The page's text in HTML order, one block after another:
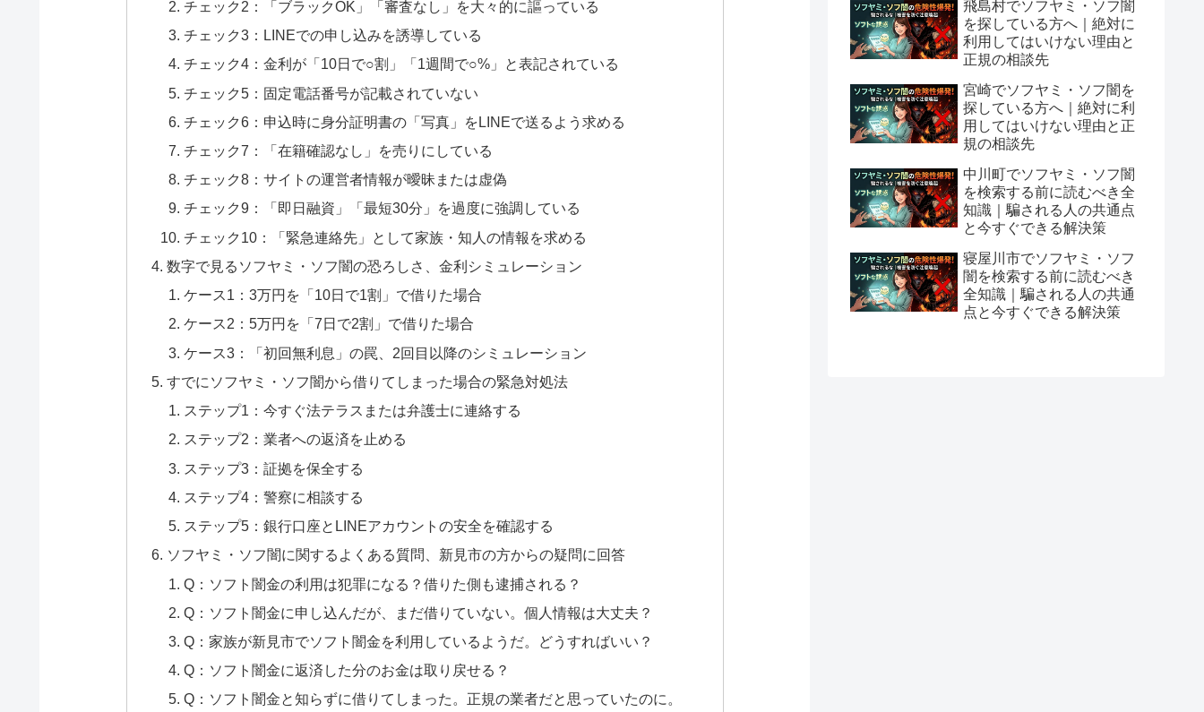
チェック2：「ブラックOK」「審査なし」を大々的に謳っている
チェック3：LINEでの申し込みを誘導している
チェック4：金利が「10日で○割」「1週間で○%」と表記されている
チェック5：固定電話番号が記載されていない
チェック6：申込時に身分証明書の「写真」をLINEで送るよう求める
チェック7：「在籍確認なし」を売りにしている
チェック8：サイトの運営者情報が曖昧または虚偽
チェック9：「即日融資」「最短30分」を過度に強調している
チェック10：「緊急連絡先」として家族・知人の情報を求める
数字で見るソフヤミ・ソフ闇の恐ろしさ、金利シミュレーション
ケース1：3万円を「10日で1割」で借りた場合
ケース2：5万円を「7日で2割」で借りた場合
ケース3：「初回無利息」の罠、2回目以降のシミュレーション
すでにソフヤミ・ソフ闇から借りてしまった場合の緊急対処法
ステップ1：今すぐ法テラスまたは弁護士に連絡する
ステップ2：業者への返済を止める
ステップ3：証拠を保全する
ステップ4：警察に相談する
ステップ5：銀行口座とLINEアカウントの安全を確認する
ソフヤミ・ソフ闇に関するよくある質問、新見市の方からの疑問に回答
Q：ソフト闇金の利用は犯罪になる？借りた側も逮捕される？
Q：ソフト闇金に申し込んだが、まだ借りていない。個人情報は大丈夫？
Q：家族が新見市でソフト闇金を利用しているようだ。どうすればいい？
Q：ソフト闇金に返済した分のお金は取り戻せる？
Q：ソフト闇金と知らずに借りてしまった。正規の業者だと思っていたのに。
飛島村でソフヤミ・ソフ闇
を探している方へ｜絶対に
利用してはいけない理由と
正規の相談先
宮崎でソフヤミ・ソフ闇を
探している方へ｜絶対に利
用してはいけない理由と正
規の相談先
中川町でソフヤミ・ソフ闇
を検索する前に読むべき全
知識｜騙される人の共通点
と今すぐできる解決策
寝屋川市でソフヤミ・ソフ
闇を検索する前に読むべき
全知識｜騙される人の共通
点と今すぐできる解決策